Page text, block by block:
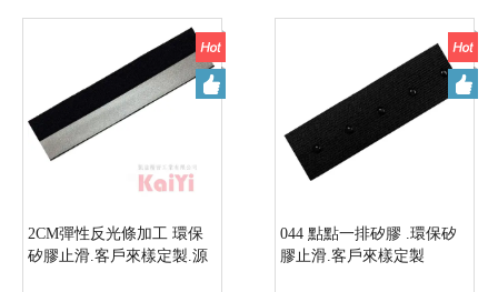
2CM彈性反光條加工 環保
矽膠止滑.客戶來樣定製.源
044 點點一排矽膠 .環保矽
膠止滑.客戶來樣定製